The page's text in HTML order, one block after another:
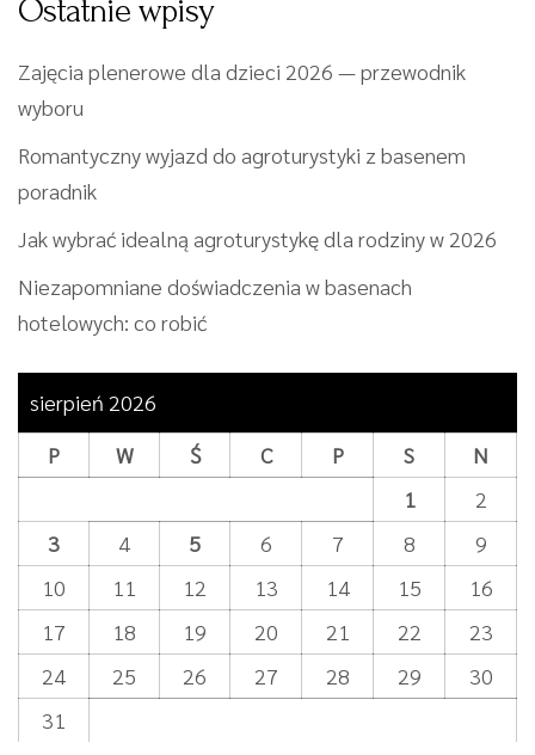
Ostatnie wpisy
Zajęcia plenerowe dla dzieci 2026 — przewodnik
wyboru
Romantyczny wyjazd do agroturystyki z basenem
poradnik
Jak wybrać idealną agroturystykę dla rodziny w 2026
Niezapomniane doświadczenia w basenach
hotelowych: co robić
sierpień 2026
P
W Ś C P S
N
1
2
3
4 5 6 7 8
9
10
11 12 13 14 15
16
17
18 19 20 21 22
23
24
25 26 27 28 29
30
31